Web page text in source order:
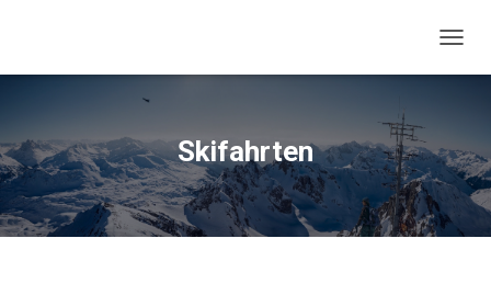
A
A
T
O
N
Skifahrten